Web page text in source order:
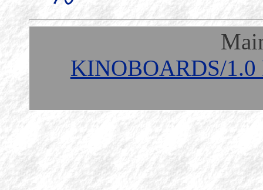
KINOBOARDS/1.0